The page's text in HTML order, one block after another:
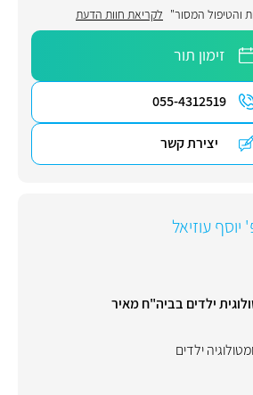
והטיפול המסור" לקריאת חוות הדעת
זימון תור
055-4312519
יצירת קשר
יוסף עוזיאל
ילדים בביה"ח מאיר
ילדים